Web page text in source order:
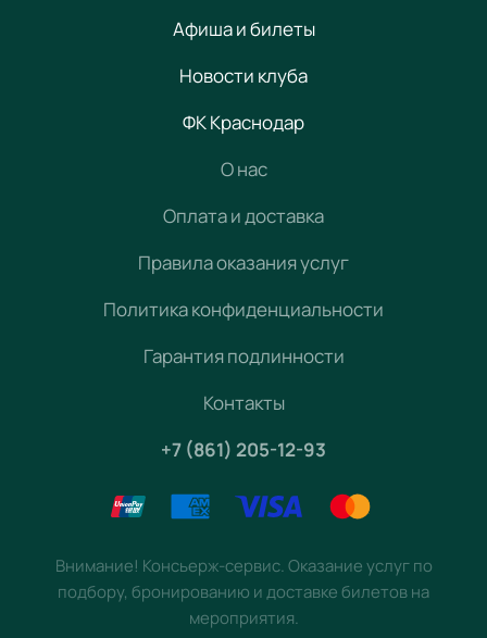
Афиша и билеты
Новости клуба
ФК Краснодар
О нас
Оплата и доставка
Правила оказания услуг
Политика конфиденциальности
Гарантия подлинности
Контакты
+7 (861) 205-12-93
Внимание! Консьерж-сервис. Оказание услуг по
подбору, бронированию и доставке билетов на
мероприятия.